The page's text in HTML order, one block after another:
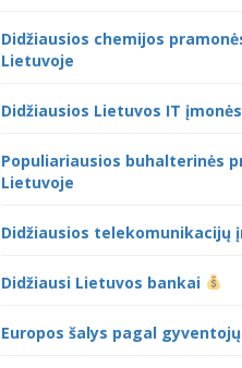
Didžiausios chemijos
Lietuvoje
Didžiausios Lietuvos IT įmonės
Populiariausios buhalterinės
Lietuvoje
Didžiausios telekomunikacijų
Didžiausi Lietuvos bankai
Europos šalys pagal